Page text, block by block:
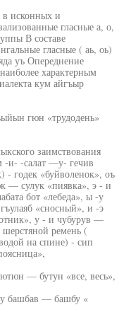
в исконных и
гласные а, о,
В составе
гласные ( аь, оь)
уъ Опереднение
характерным
кум айгъыр
гюн «трудодень»
заимствования
-и- -салат —у- гечив
- годек «буйволенок», оъ
— сулук «пиявка», э - и
бот «лебеда», ы -у
«сносный», и -э
у - и чубурув —
ремень (
на спине) - сип
— бутун «все, весь»,
башбав — башбу «